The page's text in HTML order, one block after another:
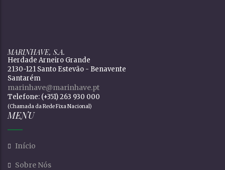
MARINHAVE, S.A.
Herdade Arneiro Grande
2130-121 Santo Estevão - Benavente
Santarém
marinhave@marinhave.pt
Telefone: (+351) 263 930 000
(Chamada da Rede Fixa Nacional)
MENU
Início
Sobre Nós